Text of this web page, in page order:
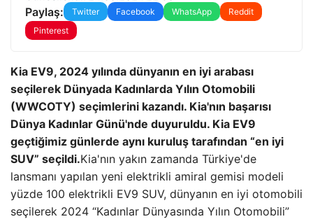
Paylaş: Twitter Facebook WhatsApp
Reddit
Pinterest
Kia EV9, 2024 yılında dünyanın en iyi arabası
seçilerek Dünyada Kadınlarda Yılın Otomobili
(WWCOTY) seçimlerini kazandı. Kia'nın başarısı
Dünya Kadınlar Günü'nde duyuruldu. Kia EV9
geçtiğimiz günlerde aynı kuruluş tarafından “en iyi
SUV” seçildi.Kia'nın yakın zamanda Türkiye'de
lansmanı yapılan yeni elektrikli amiral gemisi modeli
yüzde 100 elektrikli EV9 SUV, dünyanın en iyi otomobili
seçilerek 2024 “Kadınlar Dünyasında Yılın Otomobili”